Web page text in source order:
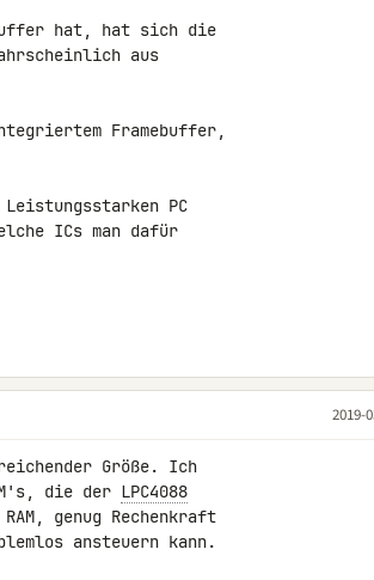
hat, hat sich die
aus
Framebuffer,
PC
ICs man dafür
2019-
Größe. Ich
die der LPC4088
genug Rechenkraft
ansteuern kann.